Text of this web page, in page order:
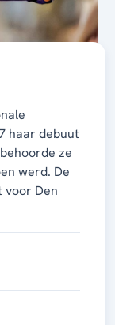
haar debuut
ze
werd. De
voor Den